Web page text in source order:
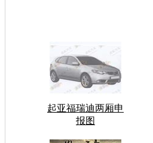
起亚福瑞迪两厢申
报图